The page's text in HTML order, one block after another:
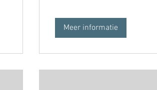
Meer informatie